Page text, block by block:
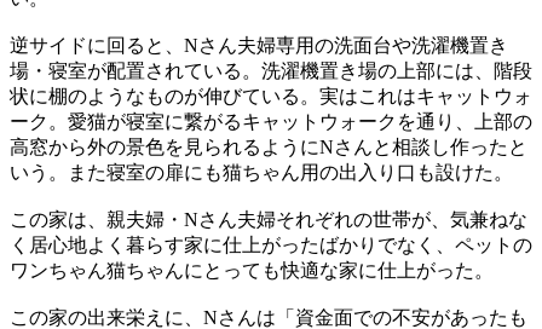
逆サイドに回ると、Nさん夫婦専用の洗面台や洗濯機置き
場・寝室が配置されている。洗濯機置き場の上部には、階段
状に棚のようなものが伸びている。実はこれはキャットウォ
ーク。愛猫が寝室に繋がるキャットウォークを通り、上部の
高窓から外の景色を見られるようにNさんと相談し作ったと
いう。また寝室の扉にも猫ちゃん用の出入り口も設けた。
この家は、親夫婦・Nさん夫婦それぞれの世帯が、気兼ねな
く居心地よく暮らす家に仕上がったばかりでなく、ペットの
ワンちゃん猫ちゃんにとっても快適な家に仕上がった。
この家の出来栄えに、Nさんは「資金面での不安があったも